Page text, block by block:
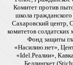
Комитет против
школа
Сахаровский центр,
комитетов
Фонд защиты
«Насилию.нет»,
«Idel.Реалии»,
Беллингкет